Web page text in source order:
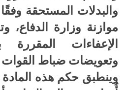
والبدلات المستحقة
موازنة وزارة الدفاع،
الإعفاءات المقررة
وتعويضات ضباط القوات
وينطبق حكم هذه